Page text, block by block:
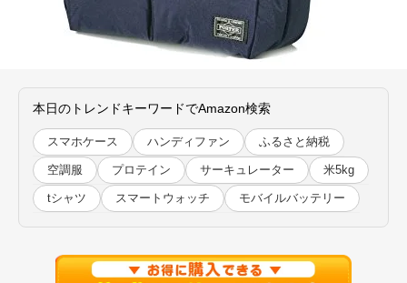
本日のトレンドキーワードでAmazon検索
スマホケース ハンディファン ふるさと納税
空調服 プロテイン サーキュレーター 米5kg
tシャツ スマートウォッチ モバイルバッテリー